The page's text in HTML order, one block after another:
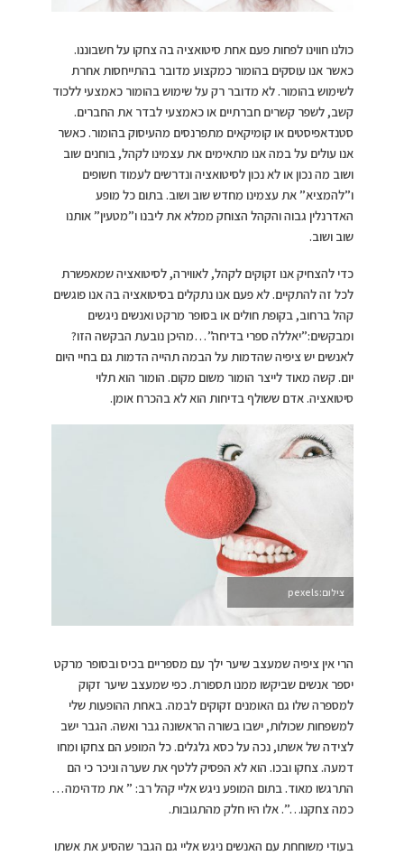
כולנו חווינו לפחות פעם אחת סיטואציה בה צחקו על חשבוננו.
כאשר אנו עוסקים בהומור כמקצוע מדובר בהתייחסות אחרת
לשימוש בהומור. לא מדובר רק על שימוש בהומור כאמצעי ללכוד
קשב, לשפר קשרים חברתיים או כאמצעי לבדר את החברים.
סטנדאפיסטים או קומיקאים מתפרנסים מהעיסוק בהומור. כאשר
אנו עולים על במה אנו מתאימים את עצמינו לקהל, בוחנים שוב
ושוב מה נכון או לא נכון לסיטואציה ונדרשים לעמוד חשופים
ו”להמציא” את עצמינו מחדש שוב ושוב. בתום כל מופע
האדרנלין גבוה והקהל הצוחק ממלא את ליבנו ו”מטעין” אותנו
שוב ושוב.
כדי להצחיק אנו זקוקים לקהל, לאווירה, לסיטואציה שמאפשרת
לכל זה להתקיים. לא פעם אנו נתקלים בסיטואציה בה אנו פוגשים
קהל ברחוב, בקופת חולים או בסופר מרקט ואנשים ניגשים
ומבקשים:”יאללה ספרי בדיחה”…מהיכן נובעת הבקשה הזו?
לאנשים יש ציפיה שהדמות על הבמה תהייה הדמות גם בחיי היום
יום. קשה מאוד לייצר הומור משום מקום. הומור הוא תלוי
סיטואציה. אדם ששולף בדיחות הוא לא בהכרח אומן.
צילום:pexels
הרי אין ציפיה שמעצב שיער ילך עם מספריים בכיס ובסופר מרקט
יספר אנשים שביקשו ממנו תספורת. כפי שמעצב שיער זקוק
למספרה שלו גם האומנים זקוקים לבמה. באחת ההופעות שלי
למשפחות שכולות, ישבו בשורה הראשונה גבר ואשה. הגבר ישב
לצידה של אשתו, נכה על כסא גלגלים. כל המופע הם צחקו ומחו
דמעה. צחקו ובכו. הוא לא הפסיק ללטף את שערה וניכר כי הם
התרגשו מאוד. בתום המופע ניגש אליי קהל רב: ” את מדהימה…
כמה צחקנו…”. אלו היו חלק מהתגובות.
בעודי משוחחת עם האנשים ניגש אליי גם הגבר שהסיע את אשתו